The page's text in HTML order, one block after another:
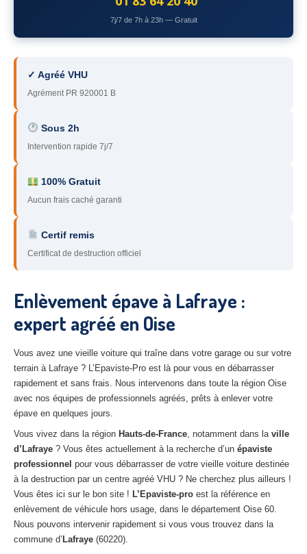
– Yvelines
92– Hauts-de-Seine
93 – Seine-Saint-Denis
94– Val-de-Marne
95 – Val d’Oise
– Essonne
89 – Yonne
51 – Marne
– Eure-et-Loir
27 – Eure
– Aube
02– Aisne
Tousles secteurs
CENTREVHU AGRÉE
Centreagréé VHU Paris 75 : casse auto avec destruction
Centre
agréé VHU 77 : casse auto avec destruction
Centreagréé VHU 78 : casse auto avec destruction
Centreagréé VHU 91 : casse auto avec destruction
7j/7 de 7h à 23h — Gratuit
✓ Agréé VHU
Agrément PR 920001 B
Sous 2h
Intervention rapide 7j/7
100% Gratuit
Aucun frais caché garanti
Certif remis
Certificat de destruction officiel
Enlèvement épave à Lafraye :
expert agréé en Oise
Vous avez une vieille voiture qui traîne dans votre garage ou sur votre
terrain à Lafraye ? L’Epaviste-Pro est là pour vous en débarrasser
rapidement et sans frais. Nous intervenons dans toute la région Oise
avec nos équipes de professionnels agréés, prêts à enlever votre
épave en quelques jours.
Vous vivez dans la région Hauts-de-France, notamment dans la ville
d’Lafraye ? Vous êtes actuellement à la recherche d’un épaviste
professionnel pour vous débarrasser de votre vieille voiture destinée
à la destruction par un centre agréé VHU ? Ne cherchez plus ailleurs !
Vous êtes ici sur le bon site ! L’Epaviste-pro est la référence en
enlèvement de véhicule hors usage, dans le département Oise 60.
Nous pouvons intervenir rapidement si vous vous trouvez dans la
commune d’ Lafraye (60220).